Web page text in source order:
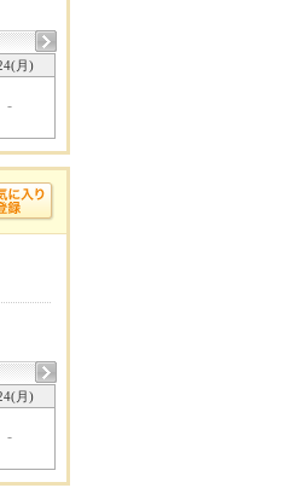
月)
-
月)
-